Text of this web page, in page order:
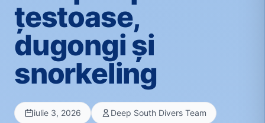
țestoase,
dugongi și
snorkeling
iulie 3, 2026 Deep South Divers Team